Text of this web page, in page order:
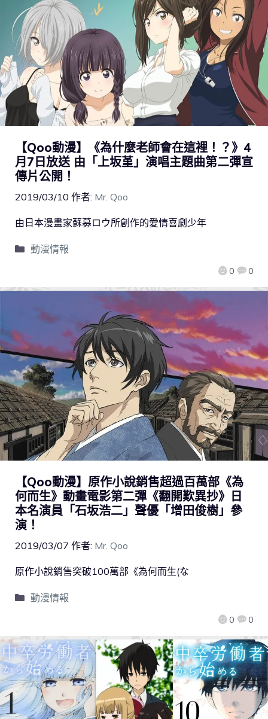
【Qoo動漫】《為什麼老師會在這裡！？》4
月7日放送 由「上坂堇」演唱主題曲第二彈宣
傳片公開！
2019/03/10 作者: Mr. Qoo
0 0
由日本漫畫家蘇募ロウ所創作的愛情喜劇少年
動漫情報
【Qoo動漫】原作小說銷售超過百萬部《為
何而生》動畫電影第二彈《翻開歎異抄》日
本名演員「石坂浩二」聲優「增田俊樹」參
演！
2019/03/07 作者: Mr. Qoo
0 0
原作小說銷售突破100萬部《為何而生(な
動漫情報